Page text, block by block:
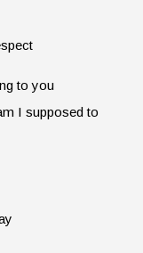
to you
I supposed to